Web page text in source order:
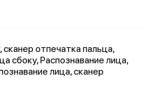
отпечатка пальца,
сбоку, Распознавание лица,
лица, сканер